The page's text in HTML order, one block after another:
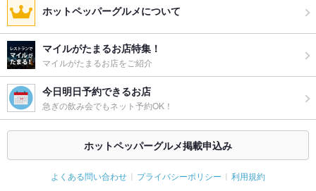
ホットペッパーグルメについて
マイルがたまるお店特集！
マイルがたまるお店をご紹介
今日明日予約できるお店
急ぎの飲み会でもネット予約OK！
ホットペッパーグルメ掲載申込み
よくある問い合わせ プライバシーポリシー 利用規約